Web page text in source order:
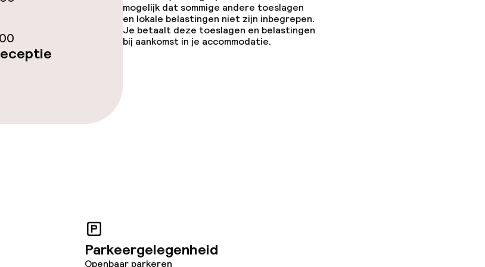
mogelijk dat sommige andere toeslagen
en lokale belastingen niet zijn inbegrepen.
Je betaalt deze toeslagen en belastingen
bij aankomst in je accommodatie.
Parkeergelegenheid
Openbaar parkeren